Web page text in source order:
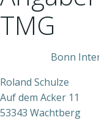
TMG
Bonn
Roland Schulze
Auf dem Acker 11
53343 Wachtberg